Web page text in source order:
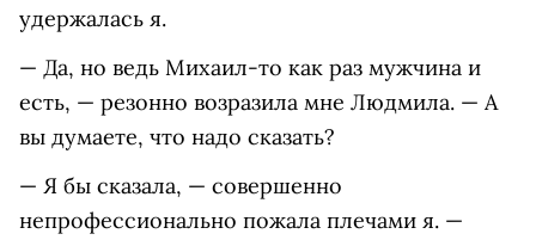
удержалась я.
— Да, но ведь Михаил-то как раз мужчина и
есть, — резонно возразила мне Людмила. — А
вы думаете, что надо сказать?
— Я бы сказала, — совершенно
непрофессионально пожала плечами я. —